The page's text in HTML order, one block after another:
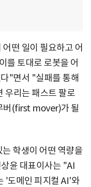
떤 일이 필요하고 어
를 토대로 로봇을 어
"면서 "실패를 통해
우리는 패스트 팔로
(first mover)가 될
학생이 어떤 역량을
윤 대표이사는 "AI
'도메인 피지컬 AI'와